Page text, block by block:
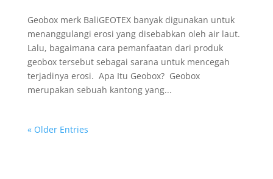
Geobox merk BaliGEOTEX banyak digunakan untuk
menanggulangi erosi yang disebabkan oleh air laut.
Lalu, bagaimana cara pemanfaatan dari produk
geobox tersebut sebagai sarana untuk mencegah
terjadinya erosi. Apa Itu Geobox? Geobox
merupakan sebuah kantong yang...
« Older Entries